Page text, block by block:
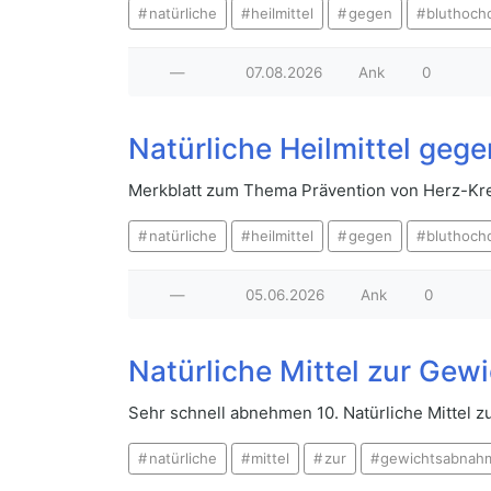
natürliche heilmittel gegen
— 07.08.2026 Ank 0
Natürliche Heilmittel
Merkblatt zum Thema Prävention von Herz-
natürliche heilmittel gegen
— 05.06.2026 Ank 0
Natürliche Mittel zur
Sehr schnell abnehmen 10. Natürliche Mittel
natürliche mittel zur